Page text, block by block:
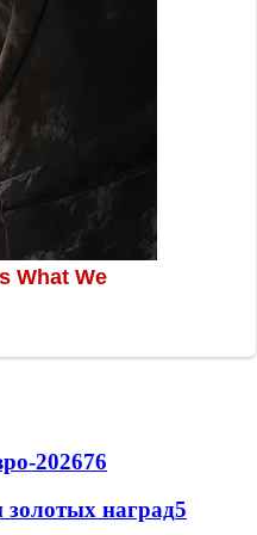
202676
наград5